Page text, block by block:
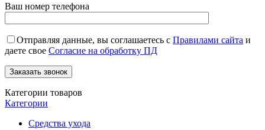
Ваш номер телефона
Отправляя данные, вы соглашаетесь с Правилами сайта и
даете свое Согласие на обработку ПД
Категории товаров
Категории
Средства ухода